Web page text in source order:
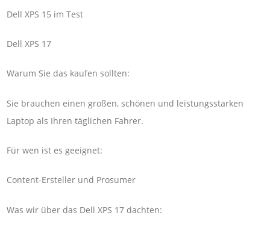
Dell XPS 15 im Test
Dell XPS 17
Warum Sie das kaufen sollten:
Sie brauchen einen großen, schönen und leistungsstarken
Laptop als Ihren täglichen Fahrer.
Für wen ist es geeignet:
Content-Ersteller und Prosumer
Was wir über das Dell XPS 17 dachten: